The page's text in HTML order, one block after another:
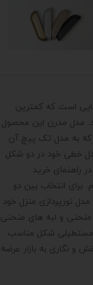
است که کمترین
مدل مدرن این محصول
به مدل تک پیچ آن
خطی خود در دو شکل
راهنمای خرید
انتخاب بین دو
نورپردازی منزل خود
و لبه های منحنی
مستطیلی شکل مناسب
نگاری به بازار عرضه